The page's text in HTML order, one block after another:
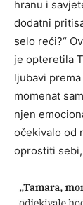
hranu i
dodatni
selo reći?“
je opteretila
ljubavi
momenat
njen
očekivalo od
oprostiti